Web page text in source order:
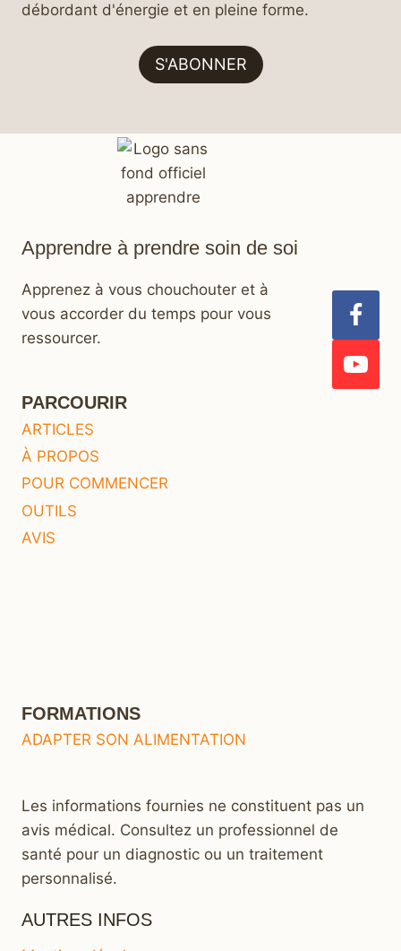
débordant d'énergie et en pleine forme.
S'ABONNER
Apprendre à prendre soin de soi
Apprenez à vous chouchouter et à
vous accorder du temps pour vous
ressourcer.
PARCOURIR
ARTICLES
À PROPOS
POUR COMMENCER
OUTILS
AVIS
FORMATIONS
ADAPTER SON ALIMENTATION
Les informations fournies ne constituent pas un
avis médical. Consultez un professionnel de
santé pour un diagnostic ou un traitement
personnalisé.
AUTRES INFOS